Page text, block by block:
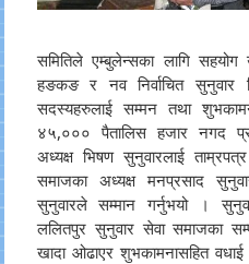
समितिले एम्बुलेन्सका लागि
हङकङ र नव निर्वाचित सुनुवार
सदस्यहरुलाई सम्मन तथा
४५,००० पैतालिस हजार नगद
अध्यक्ष भिषण सुनुवारलाई
समाजका अध्यक्ष मनप्रसाद
सुनुवारले सम्मान गर्नुभयो ।
ललितपुर सुनुवार सेवा समाजका
खादा ओढाएर शुभकामनासहित वधाई